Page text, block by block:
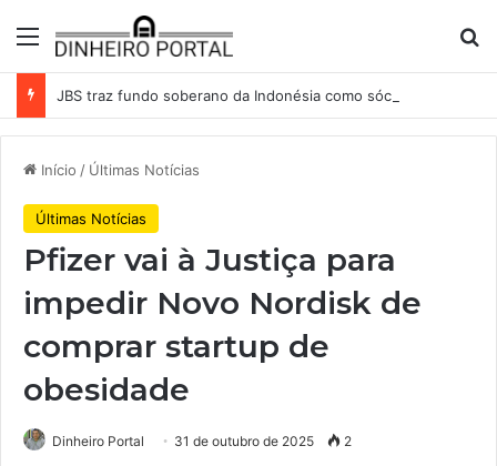
Menu
Início / Últimas Notícias
Últimas Notícias
Pfizer vai à Justiça para
impedir Novo Nordisk de
comprar startup de
obesidade
Dinheiro Portal 31 de outubro de 2025 2